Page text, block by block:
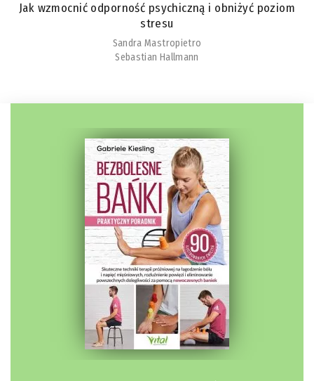
Jak wzmocnić odporność psychiczną i obniżyć poziom
stresu
Sandra Mastropietro
Sebastian Hallmann